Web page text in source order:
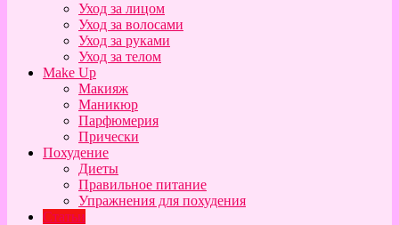
Уход за лицом
Уход за волосами
Уход за руками
Уход за телом
Make Up
Макияж
Маникюр
Парфюмерия
Прически
Похудение
Диеты
Правильное питание
Упражнения для похудения
Статьи